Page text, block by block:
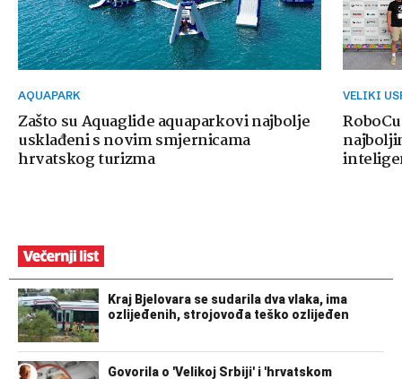
AQUAPARK
Zašto su Aquaglide aquaparkovi najbolje
usklađeni s novim smjernicama
hrvatskog turizma
VELIKI